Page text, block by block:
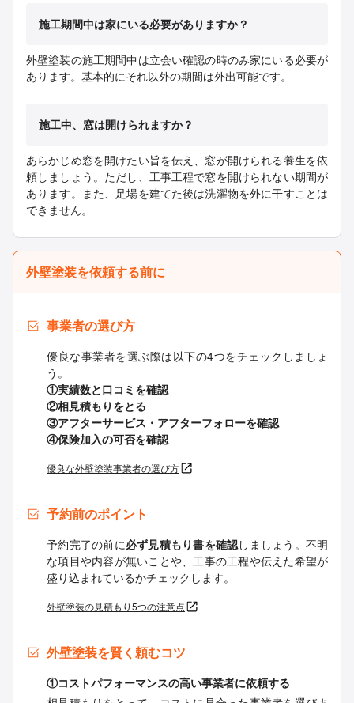
施工期間中は家にいる必要がありますか？
外壁塗装の施工期間中は立会い確認の時のみ家にいる必要が
あります。基本的にそれ以外の期間は外出可能です。
施工中、窓は開けられますか？
あらかじめ窓を開けたい旨を伝え、窓が開けられる養生を依
頼しましょう。ただし、工事工程で窓を開けられない期間が
あります。また、足場を建てた後は洗濯物を外に干すことは
できません。
外壁塗装を依頼する前に
事業者の選び方
優良な事業者を選ぶ際は以下の4つをチェックしましょ
う。
①実績数と口コミを確認
②相見積もりをとる
③アフターサービス・アフターフォローを確認
④保険加入の可否を確認
優良な外壁塗装事業者の選び方
予約前のポイント
予約完了の前に必ず見積もり書を確認しましょう。不明
な項目や内容が無いことや、工事の工程や伝えた希望が
盛り込まれているかチェックします。
外壁塗装の見積もり5つの注意点
外壁塗装を賢く頼むコツ
①コストパフォーマンスの高い事業者に依頼する